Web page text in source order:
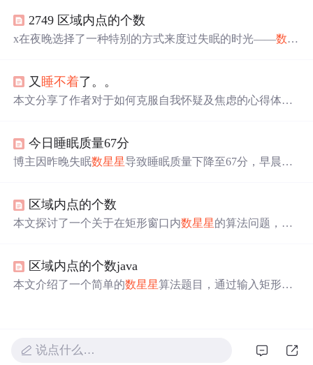
2749 区域内点的个数
x在夜晚选择了一种特别的方式来度过失眠的时光——数星
又 睡不着了。。
本文分享了作者对于如何克服自我怀疑及焦虑的心得体
今日睡眠质量67分
博主因昨晚失眠数星星导致睡眠质量下降至67分，早晨起
区域内点的个数
本文探讨了一个关于在矩形窗口内数星星的算法问题，通
ouble类型转换的问题。
区域内点的个数java
本文介绍了一个简单的数星星算法题目，通过输入矩形区
说点什么…